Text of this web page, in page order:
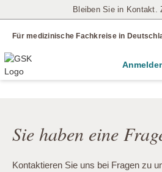
Bleiben Sie in Kontakt.
Für medizinische Fachkreise in
Sie haben eine
Kontaktieren Sie uns bei Fragen zu